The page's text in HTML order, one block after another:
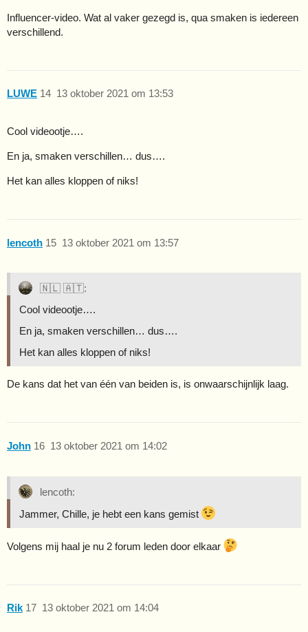
Influencer-video. Wat al vaker gezegd is, qua smaken is iedereen
verschillend.
LUWE 13 oktober 2021 om 13:53
14
Cool videootje….
En ja, smaken verschillen… dus….
Het kan alles kloppen of niks!
lencoth 13 oktober 2021 om 13:57
15
🇳🇱 🇦🇹:
Cool videootje….
En ja, smaken verschillen… dus….
Het kan alles kloppen of niks!
De kans dat het van één van beiden is, is onwaarschijnlijk laag.
John 13 oktober 2021 om 14:02
16
lencoth:
Jammer, Chille, je hebt een kans gemist
Volgens mij haal je nu 2 forum leden door elkaar
Rik 13 oktober 2021 om 14:04
17